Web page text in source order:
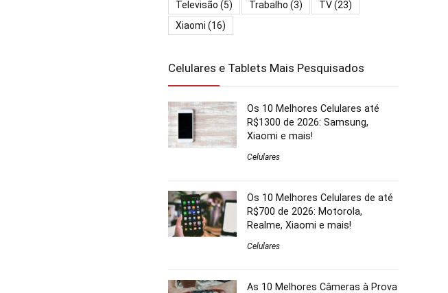
Televisão (5) Trabalho (3) TV(23)
Xiaomi (16)
Celulares e Tablets Mais Pesquisados
Os 10 Melhores Celulares até
R$1300 de 2026: Samsung,
Xiaomi e mais!
Celulares
Os 10 Melhores Celulares de até
R$700 de 2026: Motorola,
Realme, Xiaomi e mais!
Celulares
As 10 Melhores Câmeras à Prova